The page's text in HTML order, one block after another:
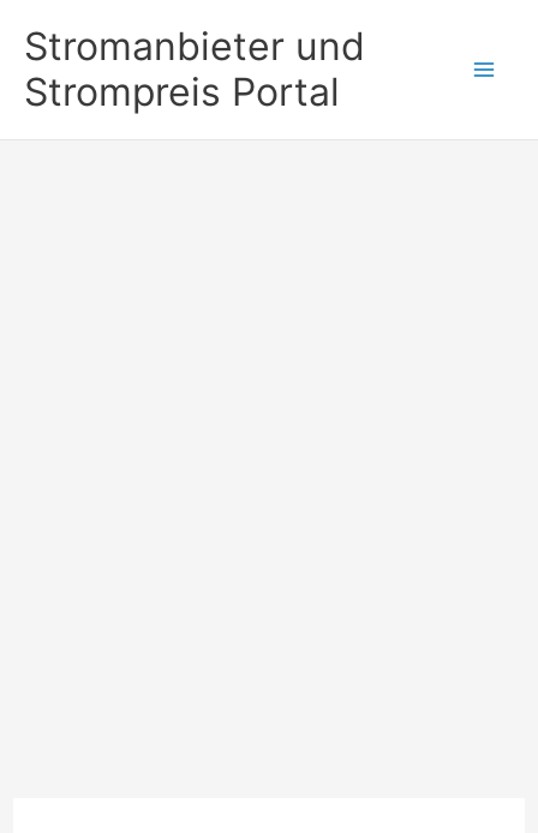
Inhalt
springen
Stromanbieter und
Strompreis Portal